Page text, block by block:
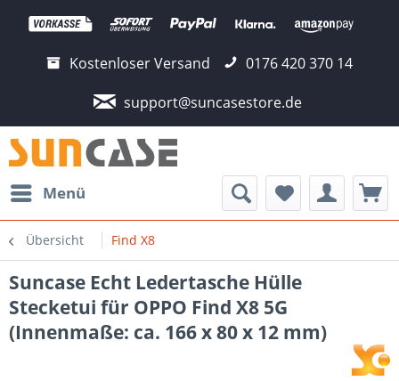
Kostenloser Versand
0176 420 370 14
support@suncasestore.de
Menü
Übersicht Find X8
Suncase Echt Ledertasche Hülle
Stecketui für OPPO Find X8 5G
(Innenmaße: ca. 166 x 80 x 12 mm)